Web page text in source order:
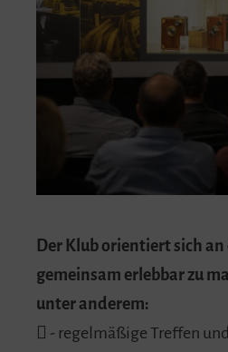
Der Klub orientiert sich
gemeinsam erlebbar zu
unter anderem:
 - regelmäßige Treffen